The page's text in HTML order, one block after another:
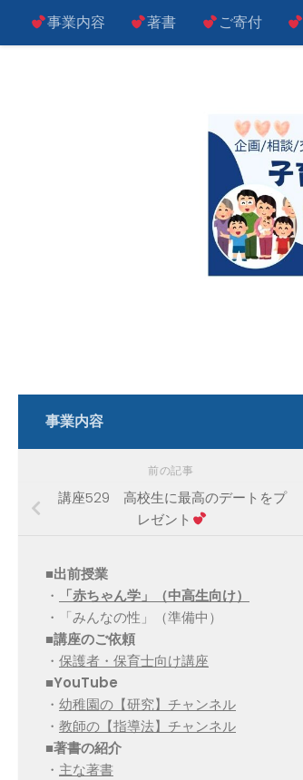
コンテンツへスキップ
事業内容 著書 ご寄付
事業内容
前の記事
講座529 高校生に最高のデートをプ
レゼント
■出前授業
・
「赤ちゃん学」（中高生向け）
・「みんなの性」（準備中）
■講座のご依頼
・ 保護者・保育士向け講座
■YouTube
・ 幼稚園の【研究】チャンネル
・ 教師の【指導法】チャンネル
■著書の紹介
・ 主な著書